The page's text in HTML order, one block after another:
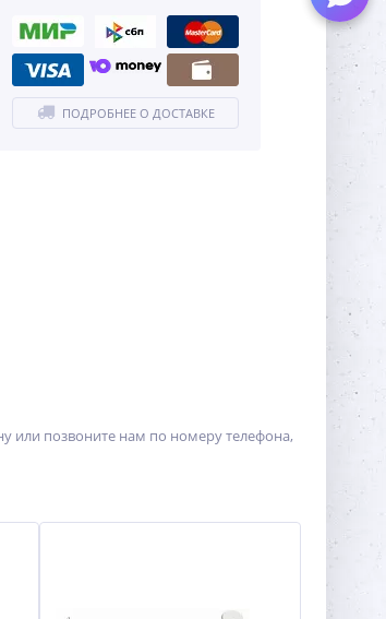
ПОДРОБНЕЕ О ДОСТАВКЕ
или позвоните нам по номеру телефона,